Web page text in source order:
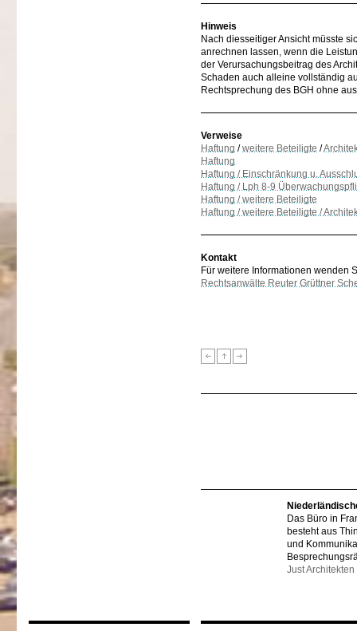
Hinweis
Nach diesseitiger Ansicht müsste
anrechnen lassen, wenn die
der Verursachungsbeitrag des
Schaden auch alleine vollständig
Rechtsprechung des BGH ohne
Verweise
Haftung /weitere Beteiligte /
Haftung
Haftung / Einschränkung u.
Haftung / Lph 8-9
Haftung / weitere Beteiligte
Haftung / weitere Beteiligte /
Kontakt
Für weitere Informationen wenden
Rechtsanwälte Reuter Grüttner
Das Büro in
besteht aus
und
Just Architekten